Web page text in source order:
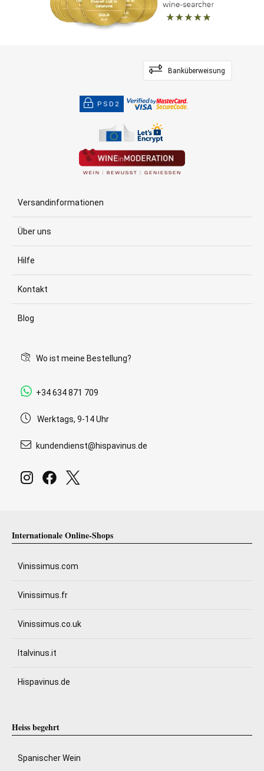
Banküberweisung
PSD2
Versandinformationen
Über uns
Hilfe
Kontakt
Blog
Wo ist meine Bestellung?
+34 634 871 709
Werktags, 9-14 Uhr
kundendienst@hispavinus.de
Internationale Online-Shops
Vinissimus.com
Vinissimus.fr
Vinissimus.co.uk
Italvinus.it
Hispavinus.de
Heiss begehrt
Spanischer Wein